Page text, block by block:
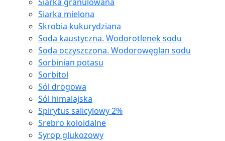
Siarka mielona
Skrobia kukurydziana
Soda kaustyczna. Wodorotlenek sodu
Soda oczyszczona. Wodorowęglan sodu
Sorbinian potasu
Sorbitol
Sól drogowa
Sól himalajska
Spirytus salicylowy 2%
Srebro koloidalne
Syrop glukozowy